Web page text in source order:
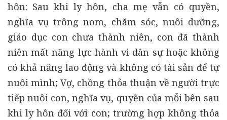
hôn: Sau khi ly hôn, cha mẹ vẫn có quyền,
nghĩa vụ trông nom, chăm sóc, nuôi dưỡng,
giáo dục con chưa thành niên, con đã thành
niên mất năng lực hành vi dân sự hoặc không
có khả năng lao động và không có tài sản để tự
nuôi mình; Vợ, chồng thỏa thuận về người trực
tiếp nuôi con, nghĩa vụ, quyền của mỗi bên sau
khi ly hôn đối với con; trường hợp không thỏa